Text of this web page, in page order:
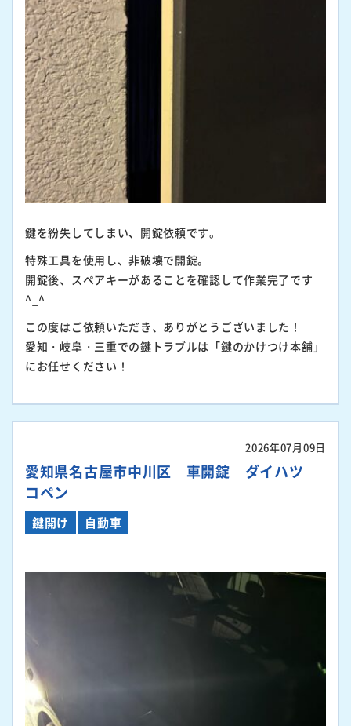
鍵を紛失してしまい、開錠依頼です。
特殊工具を使用し、非破壊で開錠。
開錠後、スペアキーがあることを確認して作業完了です
^_^
この度はご依頼いただき、ありがとうございました！
愛知・岐阜・三重での鍵トラブルは「鍵のかけつけ本舗」
にお任せください！
2026年07月09日
愛知県名古屋市中川区 車開錠 ダイハツ
コペン
鍵開け 自動車